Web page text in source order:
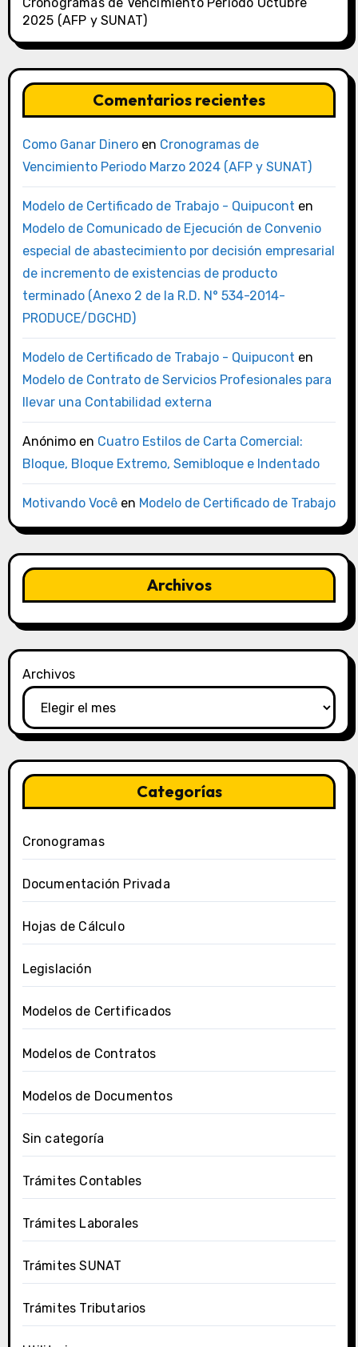
2025 (AFP y SUNAT)
Comentarios recientes
Como Ganar Dineroen Cronogramas de
Vencimiento Periodo Marzo 2024 (AFP y SUNAT)
Modelo de Certificado de Trabajo - Quipucont en
Modelo de Comunicado de Ejecución de Convenio
especial de abastecimiento por decisión empresarial
de incremento de existencias de producto
terminado (Anexo 2 de la R.D. N° 534-2014-
PRODUCE/DGCHD)
Modelo de Certificado de Trabajo - Quipucont en
Modelo de Contrato de Servicios Profesionales para
llevar una Contabilidad externa
Anónimoen Cuatro Estilos de Carta Comercial:
Bloque, Bloque Extremo, Semibloque e Indentado
Motivando Vocêen Modelo de Certificado de Trabajo
Archivos
Archivos
Categorías
Cronogramas
Documentación Privada
Hojas de Cálculo
Legislación
Modelos de Certificados
Modelos de Contratos
Modelos de Documentos
Sin categoría
Trámites Contables
Trámites Laborales
Trámites SUNAT
Trámites Tributarios